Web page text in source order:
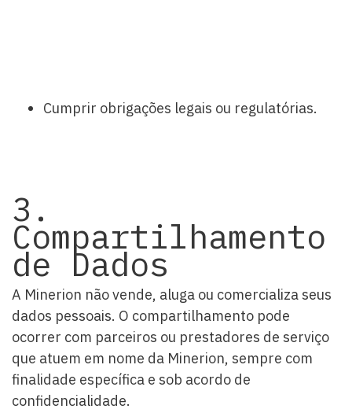
Cumprir obrigações legais ou regulatórias.
3.
Compartilhamento
de Dados
A Minerion não vende, aluga ou comercializa seus
dados pessoais. O compartilhamento pode
ocorrer com parceiros ou prestadores de serviço
que atuem em nome da Minerion, sempre com
finalidade específica e sob acordo de
confidencialidade.